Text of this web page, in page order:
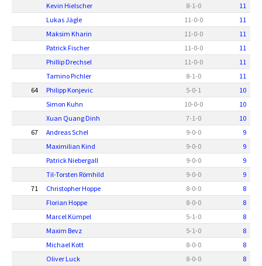
Kevin Hielscher
8-1-0
11
Lukas Jägle
11-0-0
11
Maksim Kharin
11-0-0
11
Patrick Fischer
11-0-0
11
Phillip Drechsel
11-0-0
11
Tamino Pichler
8-1-0
11
64
Philipp Konjevic 5-0-1
10
Simon Kuhn
10-0-0
10
Xuan Quang Dinh
7-1-0
10
67
Andreas Schel 9-0-0
9
Maximilian Kind
9-0-0
9
Patrick Niebergall
9-0-0
9
Til-Torsten Römhild
9-0-0
9
71
Christopher Hoppe 8-0-0
8
Florian Hoppe
8-0-0
8
Marcel Kümpel
5-1-0
8
Maxim Bevz
5-1-0
8
Michael Kott
8-0-0
8
Oliver Luck
8-0-0
8